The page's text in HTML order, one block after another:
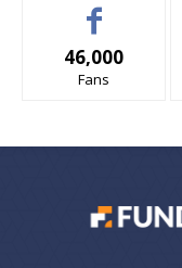
46,000
Fans